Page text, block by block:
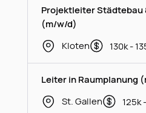
Projektleiter Städtebau
(m/w/d)
Kloten
130k -
Leiter in Raumplanung
St. Gallen
125k